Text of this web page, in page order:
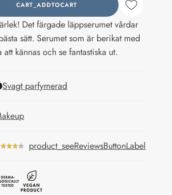
CART_ADDTOCART
Det färgade läppserumet vårdar
sätt. Serumet som är berikat med
kännas och se fantastiska ut.
Svagt parfymerad
product_seeReviewsButtonLabel